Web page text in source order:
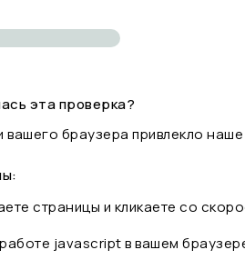
эта проверка?
вашего браузера привлекло
страницы и кликаете со
javascript в вашем